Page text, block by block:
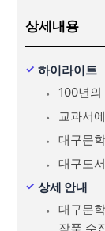
상세내용
하이라이트
100년
교과서
대구문
대구도
상세 안내
대구문
작품 수